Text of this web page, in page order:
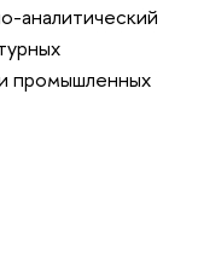
аналитический
промышленных